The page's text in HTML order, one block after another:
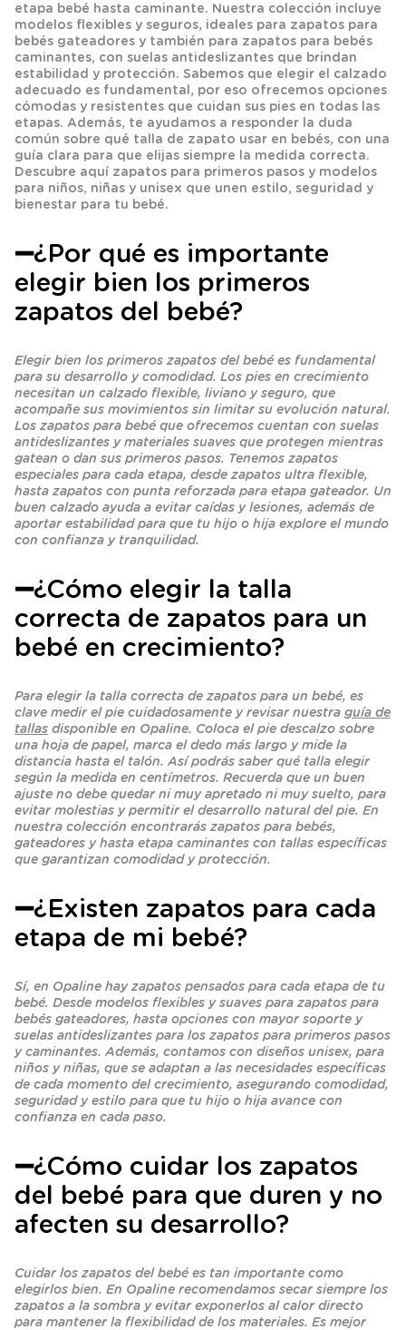
etapa bebé hasta caminante. Nuestra colección incluye
modelos flexibles y seguros, ideales para zapatos para
bebés gateadores y también para zapatos para bebés
caminantes, con suelas antideslizantes que brindan
estabilidad y protección. Sabemos que elegir el calzado
adecuado es fundamental, por eso ofrecemos opciones
cómodas y resistentes que cuidan sus pies en todas las
etapas. Además, te ayudamos a responder la duda
común sobre qué talla de zapato usar en bebés, con una
guía clara para que elijas siempre la medida correcta.
Descubre aquí zapatos para primeros pasos y modelos
para niños, niñas y unisex que unen estilo, seguridad y
bienestar para tu bebé.
➖¿Por qué es importante
elegir bien los primeros
zapatos del bebé?
Elegir bien los primeros zapatos del bebé es fundamental
para su desarrollo y comodidad. Los pies en crecimiento
necesitan un calzado flexible, liviano y seguro, que
acompañe sus movimientos sin limitar su evolución natural.
Los zapatos para bebé que ofrecemos cuentan con suelas
antideslizantes y materiales suaves que protegen mientras
gatean o dan sus primeros pasos. Tenemos zapatos
especiales para cada etapa, desde zapatos ultra flexible,
hasta zapatos con punta reforzada para etapa gateador. Un
buen calzado ayuda a evitar caídas y lesiones, además de
aportar estabilidad para que tu hijo o hija explore el mundo
con confianza y tranquilidad.
➖¿Cómo elegir la talla
correcta de zapatos para un
bebé en crecimiento?
Para elegir la talla correcta de zapatos para un bebé, es
clave medir el pie cuidadosamente y revisar nuestra guía de
tallas disponible en Opaline. Coloca el pie descalzo sobre
una hoja de papel, marca el dedo más largo y mide la
distancia hasta el talón. Así podrás saber qué talla elegir
según la medida en centímetros. Recuerda que un buen
ajuste no debe quedar ni muy apretado ni muy suelto, para
evitar molestias y permitir el desarrollo natural del pie. En
nuestra colección encontrarás zapatos para bebés,
gateadores y hasta etapa caminantes con tallas específicas
que garantizan comodidad y protección.
➖¿Existen zapatos para cada
etapa de mi bebé?
Sí, en Opaline hay zapatos pensados para cada etapa de tu
bebé. Desde modelos flexibles y suaves para zapatos para
bebés gateadores, hasta opciones con mayor soporte y
suelas antideslizantes para los zapatos para primeros pasos
y caminantes. Además, contamos con diseños unisex, para
niños y niñas, que se adaptan a las necesidades específicas
de cada momento del crecimiento, asegurando comodidad,
seguridad y estilo para que tu hijo o hija avance con
confianza en cada paso.
➖¿Cómo cuidar los zapatos
del bebé para que duren y no
afecten su desarrollo?
Cuidar los zapatos del bebé es tan importante como
elegirlos bien. En Opaline recomendamos secar siempre los
zapatos a la sombra y evitar exponerlos al calor directo
para mantener la flexibilidad de los materiales. Es mejor